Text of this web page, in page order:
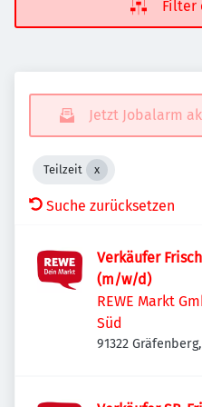
Filter
Jetzt Jobalarm
Teilzeit
Suche zurücksetzen
Verkäufer
(m/w/d)
REWE Markt
Süd
91322